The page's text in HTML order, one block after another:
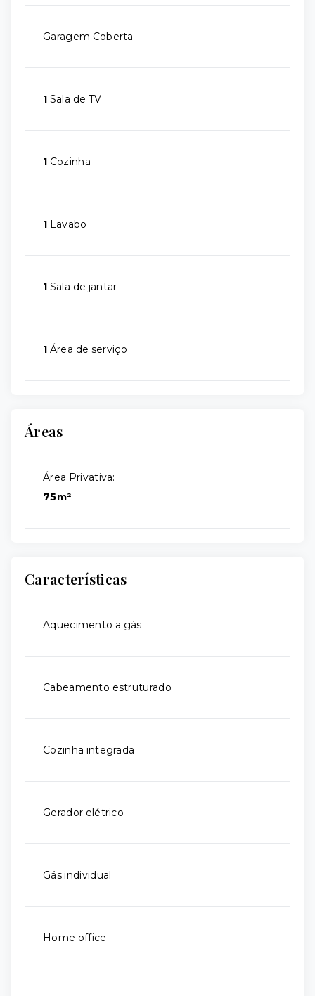
Garagem Coberta
1 Sala de TV
1 Cozinha
1 Lavabo
1 Sala de jantar
1 Área de serviço
Áreas
Área Privativa:
75m²
Características
Aquecimento a gás
Cabeamento estruturado
Cozinha integrada
Gerador elétrico
Gás individual
Home office